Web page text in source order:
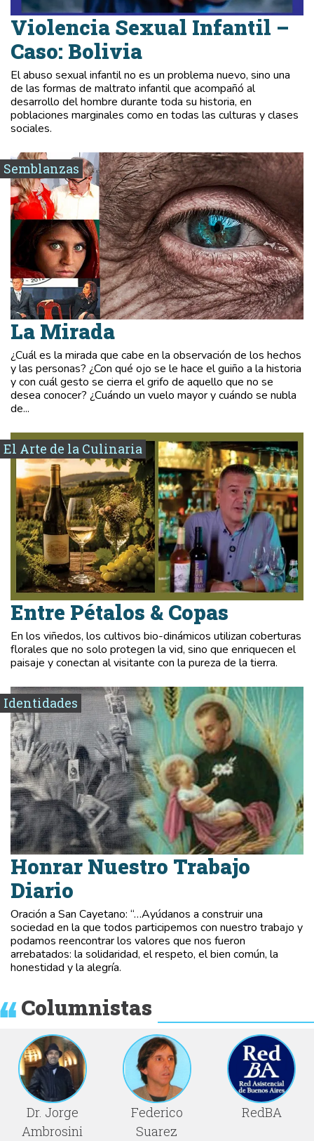
Violencia Sexual Infantil –
Caso: Bolivia
El abuso sexual infantil no es un problema nuevo, sino una
de las formas de maltrato infantil que acompañó al
desarrollo del hombre durante toda su historia, en
poblaciones marginales como en todas las culturas y clases
sociales.
Semblanzas
La Mirada
¿Cuál es la mirada que cabe en la observación de los hechos
y las personas? ¿Con qué ojo se le hace el guiño a la historia
y con cuál gesto se cierra el grifo de aquello que no se
desea conocer? ¿Cuándo un vuelo mayor y cuándo se nubla
de...
El Arte de la Culinaria
Entre Pétalos & Copas
En los viñedos, los cultivos bio-dinámicos utilizan coberturas
florales que no solo protegen la vid, sino que enriquecen el
paisaje y conectan al visitante con la pureza de la tierra.
Identidades
Honrar Nuestro Trabajo
Diario
Oración a San Cayetano: “…Ayúdanos a construir una
sociedad en la que todos participemos con nuestro trabajo y
podamos reencontrar los valores que nos fueron
arrebatados: la solidaridad, el respeto, el bien común, la
honestidad y la alegría.
Columnistas
Dr. Jorge
Ambrosini
Federico
Suarez
RedBA